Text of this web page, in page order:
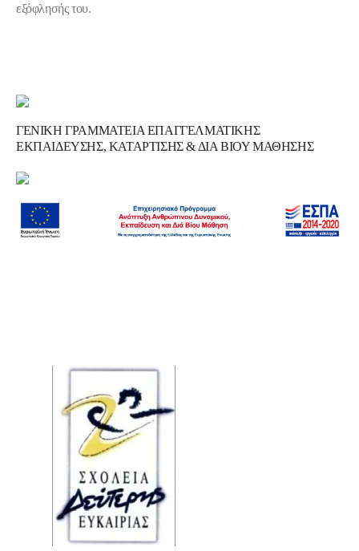
εξόφλησής του.
ΓΕΝΙΚΗ ΓΡΑΜΜΑΤΕΙΑ ΕΠΑΓΓΕΛΜΑΤΙΚΗΣ
ΕΚΠΑΙΔΕΥΣΗΣ, ΚΑΤΑΡΤΙΣΗΣ & ΔΙΑ ΒΙΟΥ ΜΑΘΗΣΗΣ